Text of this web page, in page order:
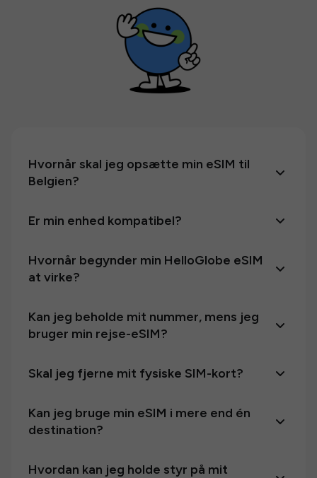
Hvornår skal jeg opsætte min eSIM til
Belgien?
Er min enhed kompatibel?
Hvornår begynder min HelloGlobe eSIM
at virke?
Kan jeg beholde mit nummer, mens jeg
bruger min rejse-eSIM?
Skal jeg fjerne mit fysiske SIM-kort?
Kan jeg bruge min eSIM i mere end én
destination?
Hvordan kan jeg holde styr på mit